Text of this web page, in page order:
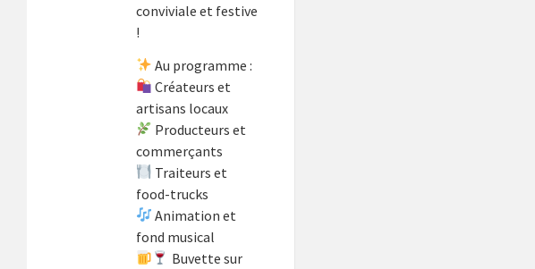
conviviale et festive
!
Au programme :
Créateurs et
artisans locaux
Producteurs et
commerçants
Traiteurs et
food-trucks
Animation et
fond musical
Buvette sur